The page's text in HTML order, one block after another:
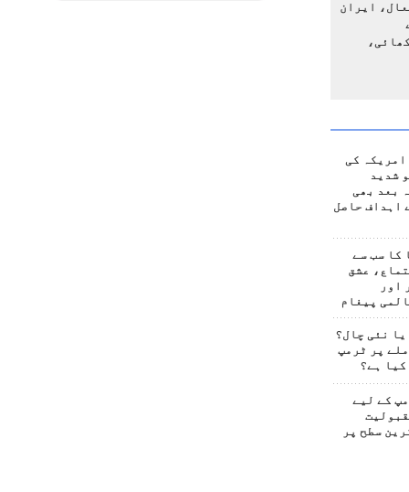
ایران
امریکہ کی
شدید
بعد بھی
اہداف حاصل
کا سب سے
عشق
اور
پیغام
نئی چال؟
پر ٹرمپ
کیا ہے؟
کے لیے
سطح پر